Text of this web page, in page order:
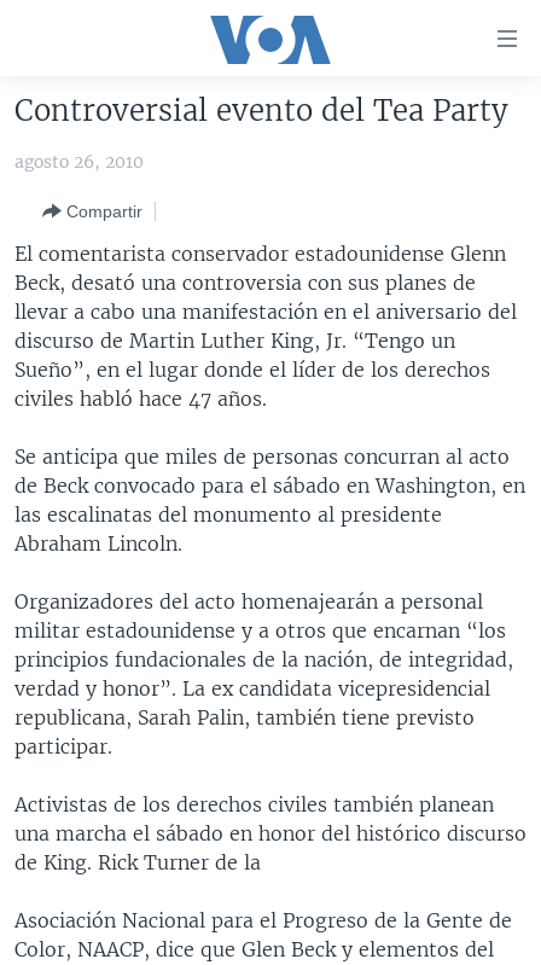
accesibilidad
principal
Salte
al
navegador
principal
Salte
AMÉRICA DEL NORTE
EEUU
MÉXICO
HAITÍ
ELECCIONES EEUU 2024
ELECCIONES EEUU
VOTO DIVIDIDO
VOA VERIFICA
VOA VERIFICA UCRANIA/RUSIA
VOA VERIFICA INMIGRACIÓN
VOA VERIFICA AMÉRICA LATINA
AMÉRICA LATINA
ARGENTINA
BOLIVIA
COLOMBIA
PERÚ
ECUADOR
BRASIL
CHINA EN AMÉRICA LATINA
CENTROAMÉRICA
COSTA RICA
GUATEMALA
HONDURAS
OTRAS SECCIONES
LIBERTAD DE PRENSA
MUNDO
ENTRETENIMIENTO Y CULTURA
TECNOLOGÍA
DEPORTES
CIENCIA Y SALUD
LIBERTAD DE PRENSA
UCRANIA
VIDEOS
FOTOGRAFÍA
AUDIOS
PROGRAMAS TV
EL MUNDO AL DÍA
FORO INTERAMERICANO
VISIÓN 360
PANORAMA
RADIO
AVANCE INFORMATIVO
AUDIONOTICIAS
ESTADOS UNIDOS AL DÍA
EL MUNDO AL DÍA [RADIO]
FORO [RADIO]
DEPORTIVO INTERNACIONAL
DIRECT
DOCUMENTALES DE LA VOA
Learning English
SÍGANOS
Controversial evento del Tea Party
agosto 26, 2010
Compartir
El comentarista conservador estadounidense Glenn
Beck, desató una controversia con sus planes de
llevar a cabo una manifestación en el aniversario del
discurso de Martin Luther King, Jr. “Tengo un
Sueño”, en el lugar donde el líder de los derechos
civiles habló hace 47 años.
Se anticipa que miles de personas concurran al acto
de Beck convocado para el sábado en Washington, en
las escalinatas del monumento al presidente
Abraham Lincoln.
Organizadores del acto homenajearán a personal
militar estadounidense y a otros que encarnan “los
principios fundacionales de la nación, de integridad,
verdad y honor”. La ex candidata vicepresidencial
republicana, Sarah Palin, también tiene previsto
participar.
Activistas de los derechos civiles también planean
una marcha el sábado en honor del histórico discurso
de King. Rick Turner de la
Asociación Nacional para el Progreso de la Gente de
Color, NAACP, dice que Glen Beck y elementos del